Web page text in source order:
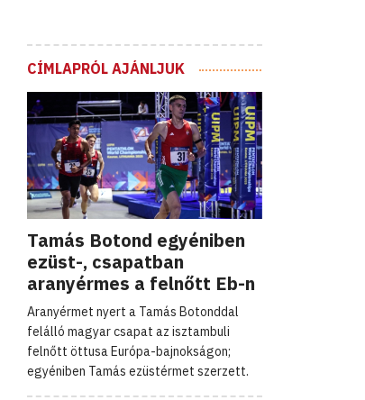
CÍMLAPRÓL AJÁNLJUK
Tamás Botond egyéniben
ezüst-, csapatban
aranyérmes a felnőtt Eb-n
Aranyérmet nyert a Tamás Botonddal
felálló magyar csapat az isztambuli
felnőtt öttusa Európa-bajnokságon;
egyéniben Tamás ezüstérmet szerzett.